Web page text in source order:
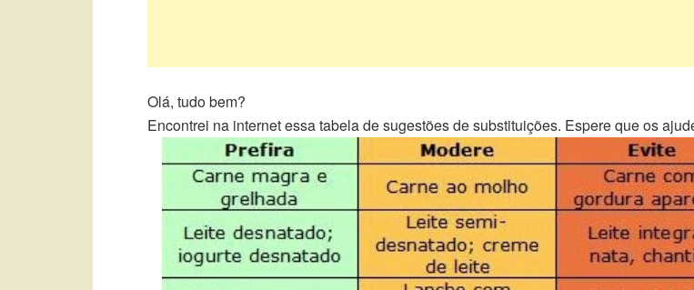
Olá, tudo bem?
Encontrei na internet essa tabela de sugestões de substituições. Espere que os